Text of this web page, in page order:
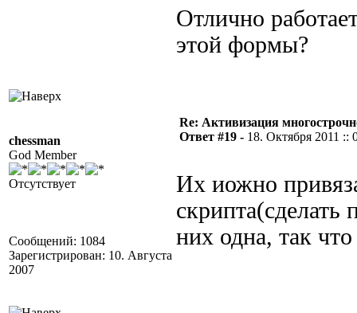
Отлично
этой формы?
chessman
God Member
Отсутствует
Сообщений: 1084
Зарегистрирован: 10. Августа
2007
Re: Активизация
Ответ #19 - 18. Октября 2011 ::
Их иожно
скрипта(сделать
них одна, так